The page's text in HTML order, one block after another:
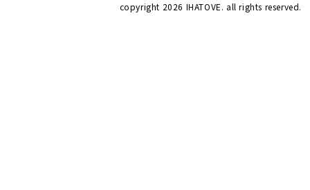
copyright 2026 IHATOVE. all rights reserved.